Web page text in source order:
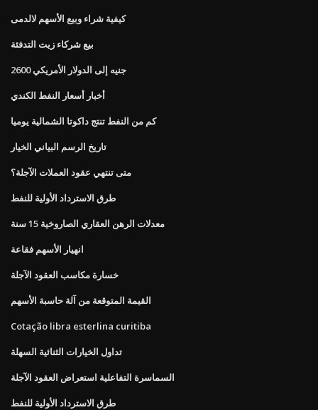
كيفية شراء وبيع الأسهم لالدمى
بيع شركاء زيت التدفئة
2600 جنيه إلى الدولار الأمريكي
أخبار أسعار النفط الكندي
كم من النفط تنتج داكوتا الشمالية يوميا
تاريخ الرسم البياني الخيار
متى تنتهي عقود العملات الآجلة؟
طرق الاسترداد الأولية للنفط
معدلات الرهن العقاري الصاروخية 15 سنة
انهيار الأسهم فقاعة
خسارة مكاسب العقود الآجلة
القيمة المتوقعة من آلة حاسبة الأسهم
Cotação libra esterlina curitiba
تداول الخيارات الثنائية السهلة
السماسرة التفاعلية استعراض العقود الآجلة
طرق الاسترداد الأولية للنفط